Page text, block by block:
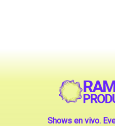
Shows en vivo.